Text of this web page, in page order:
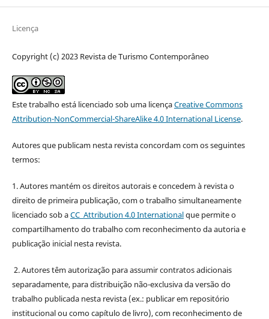
Licença
Copyright (c) 2023 Revista de Turismo Contemporâneo
Este trabalho está licenciado sob uma licençaCreative Commons
Attribution-NonCommercial-ShareAlike 4.0 International License.
Autores que publicam nesta revista concordam com os seguintes
termos:
1. Autores mantém os direitos autorais e concedem à revista o
direito de primeira publicação, com o trabalho simultaneamente
licenciado sob aCC Attribution 4.0 Internationalque permite o
compartilhamento do trabalho com reconhecimento da autoria e
publicação inicial nesta revista.
2. Autores têm autorização para assumir contratos adicionais
separadamente, para distribuição não-exclusiva da versão do
trabalho publicada nesta revista (ex.: publicar em repositório
institucional ou como capítulo de livro), com reconhecimento de